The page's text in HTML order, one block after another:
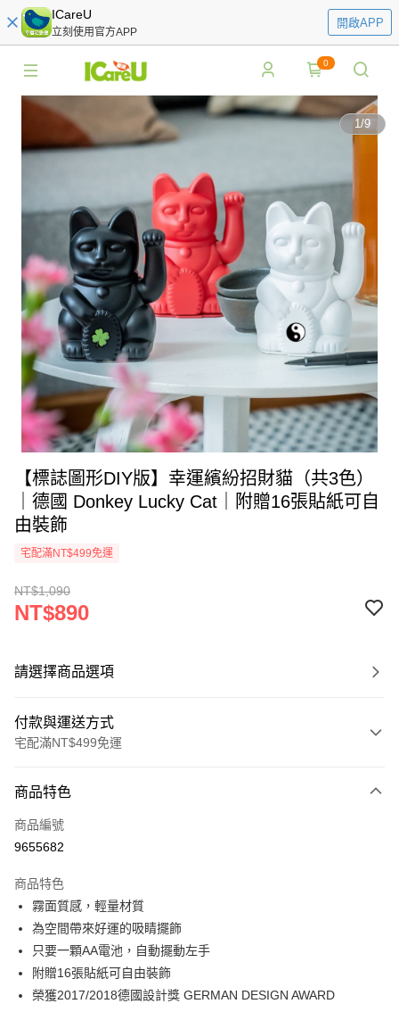
ICareU
立刻使用官方APP
開啟APP
0
1/9
【標誌圖形DIY版】幸運繽紛招財貓（共3色）
｜德國 Donkey Lucky Cat｜附贈16張貼紙可自
由裝飾
宅配滿NT$499免運
NT$1,090
NT$890
請選擇商品選項
付款與運送方式
宅配滿NT$499免運
信用卡一次付款
信用卡分期付款
合作金庫商業銀行
華南商業銀行
上海商業儲蓄銀行
國泰世華商業銀行
臺灣中小企業銀行
匯豐（台灣）商業銀行
聯邦商業銀行
6 期 0 利率 每期
華南商業銀行
上海商業儲蓄銀行
國泰世華商業銀行
臺灣中小企業銀行
台中商業銀行
LINE Pay
Apple Pay
街口支付
商品特色
商品編號
9655682
商品特色
霧面質感，輕量材質
為空間帶來好運的吸睛擺飾
只要一顆AA電池，自動擺動左手
附贈16張貼紙可自由裝飾
榮獲2017/2018德國設計獎 GERMAN DESIGN AWARD